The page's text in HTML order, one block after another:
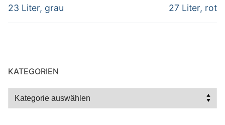
23 Liter, grau
27 Liter, rot
KATEGORIEN
Kategorien